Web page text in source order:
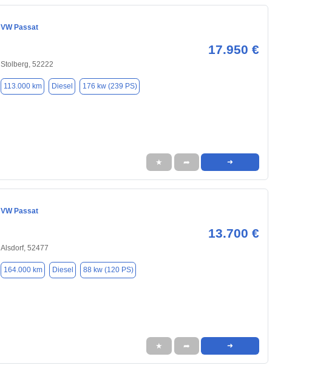
VW Passat
17.950 €
Stolberg, 52222
113.000 km Diesel 176 kw (239 PS)
★ ➦ ➜
VW Passat
13.700 €
Alsdorf, 52477
164.000 km Diesel 88 kw (120 PS)
★ ➦ ➜